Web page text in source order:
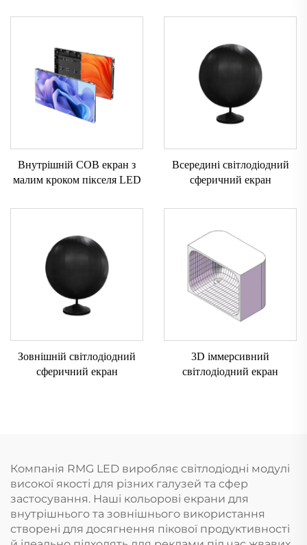
Внутрішній COB екран з
малим кроком пікселя LED
Всередині світлодіодний
сферичний екран
Зовнішній світлодіодний
сферичний екран
3D іммерсивний
світлодіодний екран
Компанія RMG LED виробляє світлодіодні модулі
високої якості для різних галузей та сфер
застосування. Наші кольорові екрани для
внутрішнього та зовнішнього використання
створені для досягнення пікової продуктивності